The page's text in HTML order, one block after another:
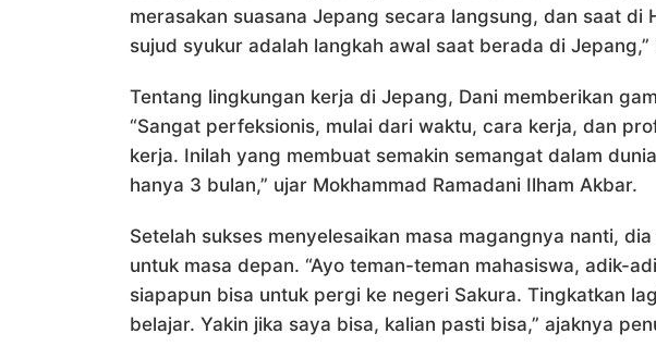
merasakan suasana Jepang secara langsung, dan saat di
sujud syukur adalah langkah awal saat berada di Jepang,”
Tentang lingkungan kerja di Jepang, Dani memberikan
“Sangat perfeksionis, mulai dari waktu, cara kerja, dan
kerja. Inilah yang membuat semakin semangat dalam
hanya 3 bulan,” ujar Mokhammad Ramadani Ilham Akbar.
Setelah sukses menyelesaikan masa magangnya nanti,
untuk masa depan. “Ayo teman-teman mahasiswa, adik-
siapapun bisa untuk pergi ke negeri Sakura. Tingkatkan
belajar. Yakin jika saya bisa, kalian pasti bisa,” ajaknya